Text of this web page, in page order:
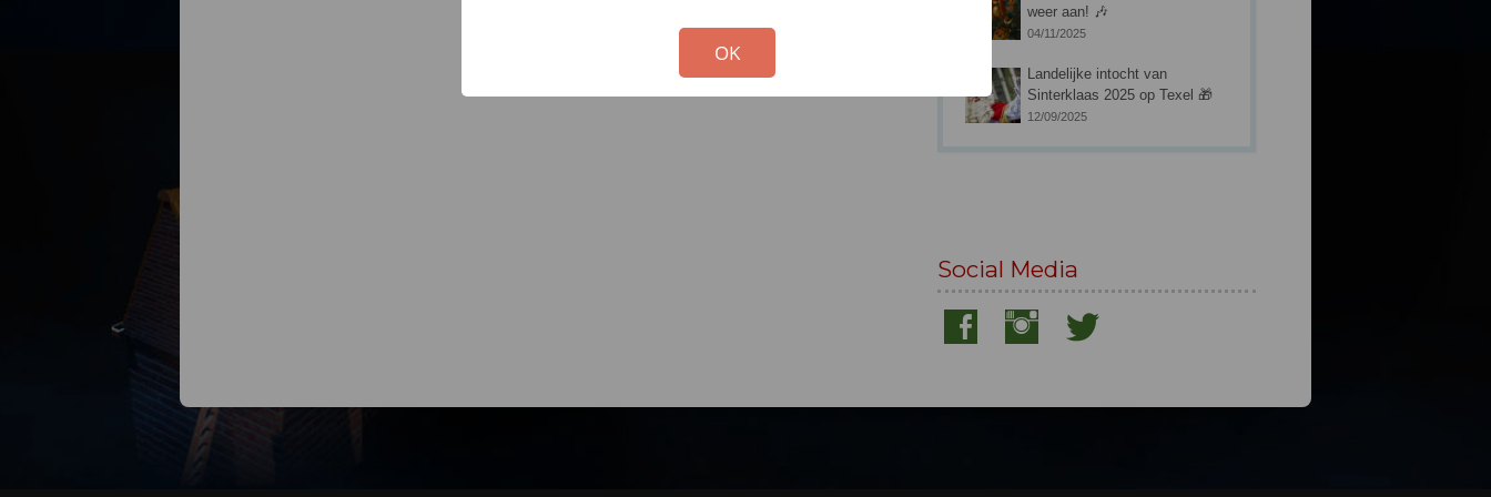
weer aan! 🎶
04/11/2025
Landelijke intocht van
Sinterklaas 2025 op Texel 🎁
12/09/2025
Social Media
OK